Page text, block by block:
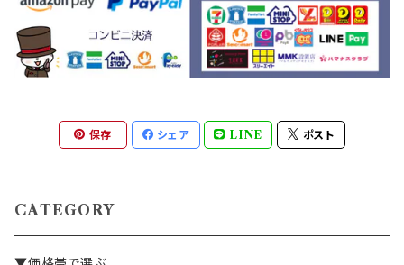
保存 シェア LINE ポスト
CATEGORY